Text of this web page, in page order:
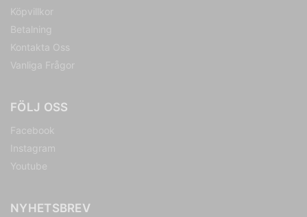
Köpvillkor
Betalning
Kontakta Oss
Vanliga Frågor
FÖLJ OSS
Facebook
Instagram
Youtube
NYHETSBREV